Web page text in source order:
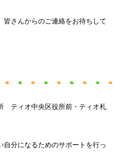
皆さんからのご連絡をお待ちして
ティオ中央区役所前・ティオ札
自分になるためのサポートを行っ